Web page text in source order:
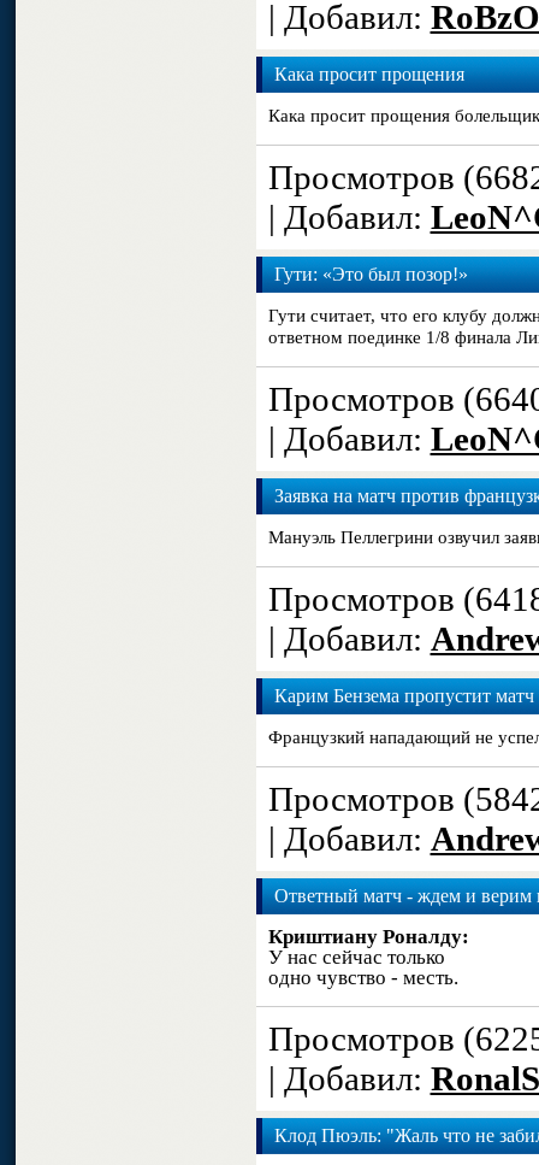
| Добавил:
Кака просит прощения
Кака просит прощения
Просмотров
| Добавил:
Гути: «Это был позор!»
Гути считает, что его клубу
ответном поединке 1/8 финала
Просмотров
| Добавил:
Заявка на матч против
Мануэль Пеллегрини озвучил
Просмотров
| Добавил:
Карим Бензема пропустит
Французкий нападающий не
Просмотров
| Добавил:
Ответный матч - ждем и верим
Криштиану Роналду:
У нас сейчас только
одно чувство - месть.
Просмотров
| Добавил:
Клод Пюэль: "Жаль что не